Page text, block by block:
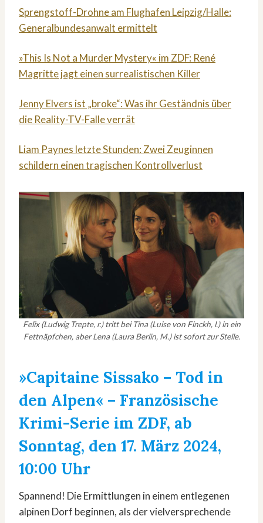
Sprengstoff-Drohne am Flughafen Leipzig/Halle:
Generalbundesanwalt ermittelt
»This Is Not a Murder Mystery« im ZDF: René
Magritte jagt einen surrealistischen Killer
Jenny Elvers ist „broke“: Was ihr Geständnis über
die Reality-TV-Falle verrät
Liam Paynes letzte Stunden: Zwei Zeuginnen
schildern einen tragischen Kontrollverlust
Felix (Ludwig Trepte, r.) tritt bei Tina (Luise von Finckh, l.) in ein
Fettnäpfchen, aber Lena (Laura Berlin, M.) ist sofort zur Stelle.
»Capitaine Sissako – Tod in
den Alpen« – Französische
Krimi-Serie im ZDF, ab
Sonntag, den 17. März 2024,
10:00 Uhr
Spannend! Die Ermittlungen in einem entlegenen
alpinen Dorf beginnen, als der vielversprechende